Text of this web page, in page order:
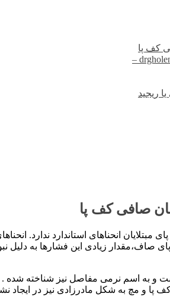
کف پا
ریجید
صافی کف پا
انحناهای استاندارد ندارد.
صاف،مقدار زیادی این فشارها به دلیل
و به اسم نرمی مفاصل نیز شناخته شده
و مچ به شکل مادرزادی نیز در ایجاد نشدن